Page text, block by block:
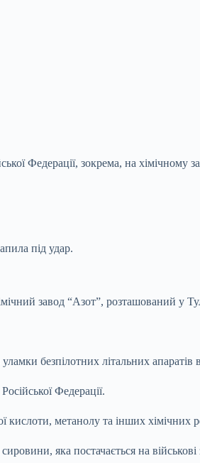
Федерації, зокрема, на
під удар.
завод “Азот”, розташований у
безпілотних літальних апаратів
Федерації.
кислоти, метанолу та інших хімічних
яка постачається на